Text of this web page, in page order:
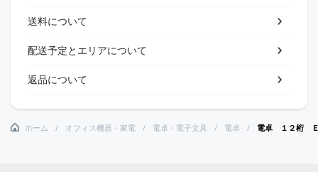
送料について
配送予定とエリアについて
返品について
ホーム オフィス機器・家電 電卓・電子文具 電卓 電卓 １２桁 Ｅ